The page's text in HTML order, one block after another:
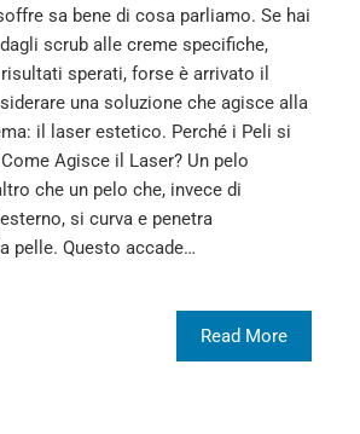
sa bene di cosa parliamo. Se hai
scrub alle creme specifiche,
sperati, forse è arrivato il
una soluzione che agisce alla
il laser estetico. Perché i Peli si
Agisce il Laser? Un pelo
che un pelo che, invece di
si curva e penetra
pelle. Questo accade…
Read More